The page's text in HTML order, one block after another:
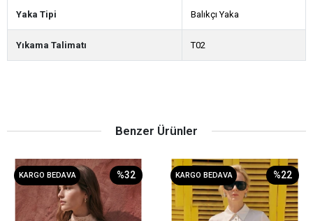
Yaka Tipi Balıkçı Yaka
Yıkama Talimatı T02
Benzer Ürünler
KARGO BEDAVA %32 KARGO BEDAVA %22